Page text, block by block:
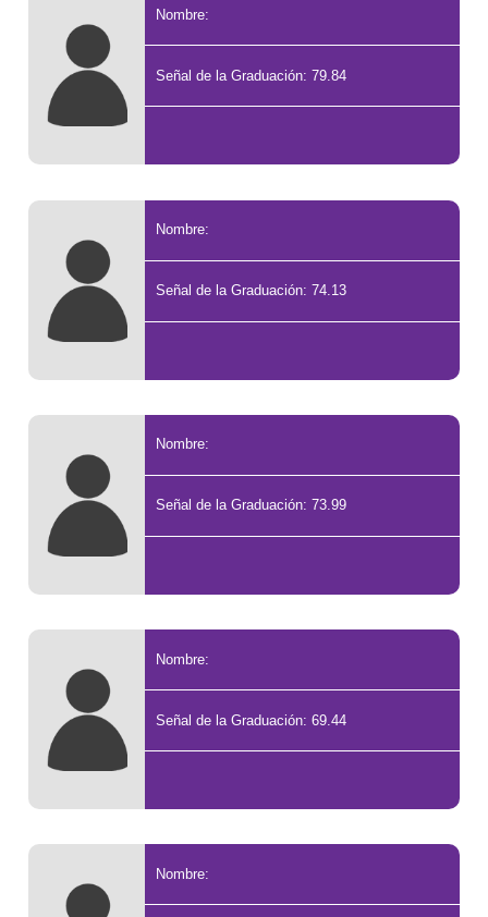
Nombre:
Señal de la Graduación: 79.84
Nombre:
Señal de la Graduación: 74.13
Nombre:
Señal de la Graduación: 73.99
Nombre:
Señal de la Graduación: 69.44
Nombre: